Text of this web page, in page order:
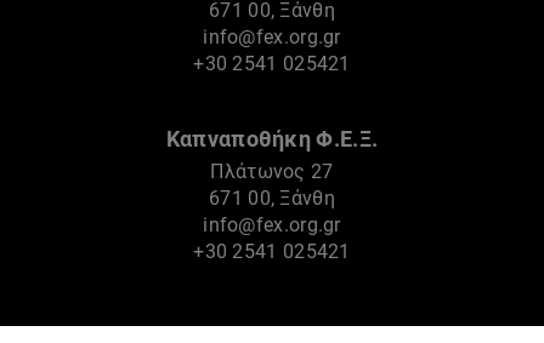
671 00, Ξάνθη
info@fex.org.gr
+30 2541 025421
Καπναποθήκη Φ.Ε.Ξ.
Πλάτωνος 27
671 00, Ξάνθη
info@fex.org.gr
+30 2541 025421